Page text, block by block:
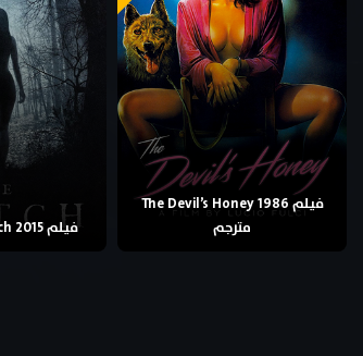
فيلم The Devil’s Honey 1986
مترجم
فيلم The Witch 2015 مترجم